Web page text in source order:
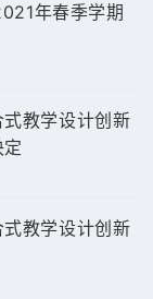
年春季学期
教学设计创新
教学设计创新